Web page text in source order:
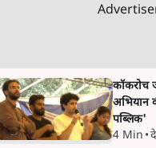
कॉकरोच
अभियान
पब्लिक'
4 Min •